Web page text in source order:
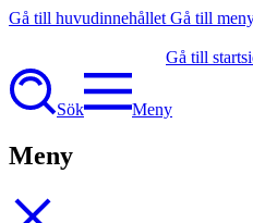
Gå till huvudinnehållet Gå till
Gå till
Sök Meny
Meny